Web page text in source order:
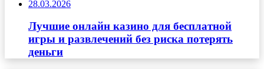
28.03.2026
Лучшие онлайн казино для бесплатной
игры и развлечений без риска потерять
деньги